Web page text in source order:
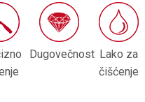
Dugovečnost Lako za
čišćenje